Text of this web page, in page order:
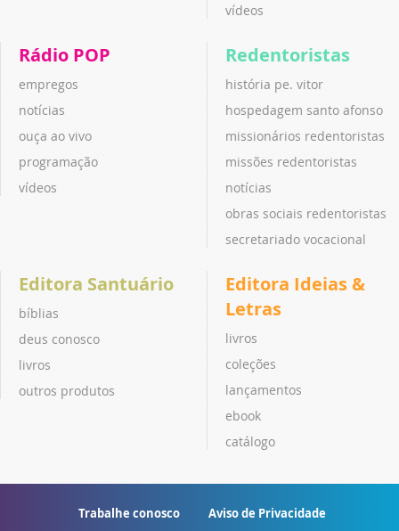
vídeos
Rádio POP
empregos
notícias
ouça ao vivo
programação
vídeos
Redentoristas
história pe. vitor
hospedagem santo afonso
missionários redentoristas
missões redentoristas
notícias
obras sociais redentoristas
secretariado vocacional
Editora Santuário
bíblias
deus conosco
livros
outros produtos
Editora Ideias &
Letras
livros
coleções
lançamentos
ebook
catálogo
Trabalhe conosco Aviso de Privacidade